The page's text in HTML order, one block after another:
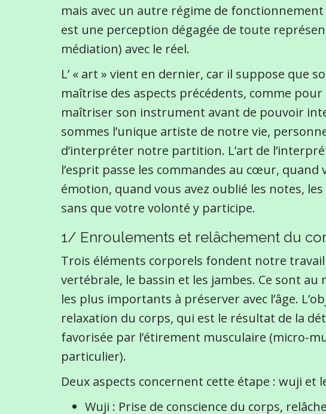
mais avec un autre régime de
est une perception dégagée de toute
médiation) avec le réel.
L’ « art » vient en dernier, car il suppose que
maîtrise des aspects précédents, comme
maîtriser son instrument avant de pouvoir
sommes l’unique artiste de notre vie,
d’interpréter notre partition. L’art de
l’esprit passe les commandes au cœur,
émotion, quand vous avez oublié les notes,
sans que votre volonté y participe.
1/ Enroulements et relâchement du
Trois éléments corporels fondent notre travail
vertébrale, le bassin et les jambes. Ce sont
les plus importants à préserver avec l’âge.
relaxation du corps, qui est le résultat de la
favorisée par l’étirement musculaire (micro-
particulier).
Deux aspects concernent cette étape : wuji et
Wuji : Prise de conscience du corps,